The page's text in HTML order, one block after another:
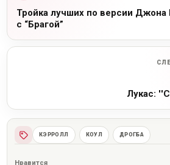
Тройка лучших по версии
с “Брагой”
Лукас:
КЭРРОЛЛ КОУЛ ДРОГБА
Нравится